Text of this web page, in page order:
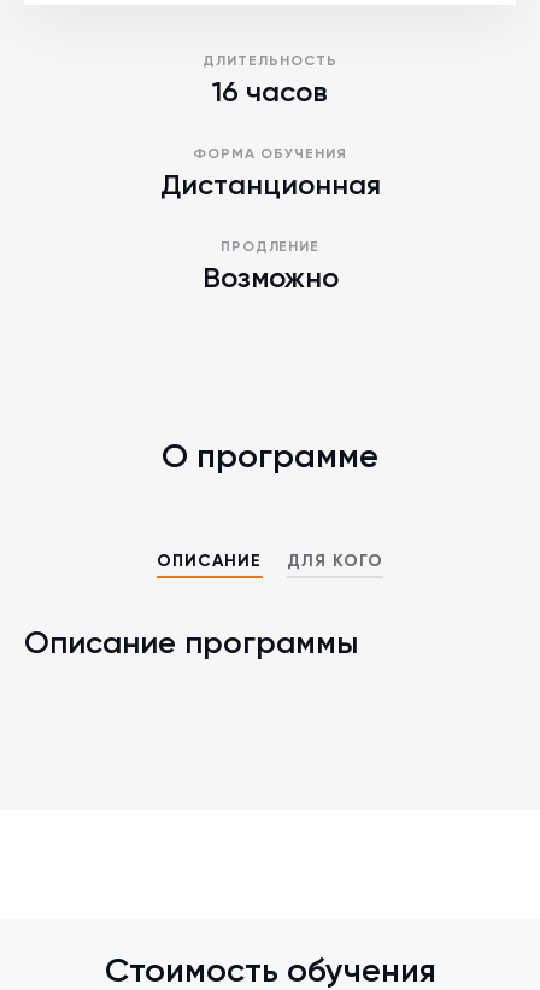
ДЛИТЕЛЬНОСТЬ
16 часов
ФОРМА ОБУЧЕНИЯ
Дистанционная
ПРОДЛЕНИЕ
Возможно
О программе
ОПИСАНИЕ ДЛЯ КОГО
Описание программы
Стоимость обучения